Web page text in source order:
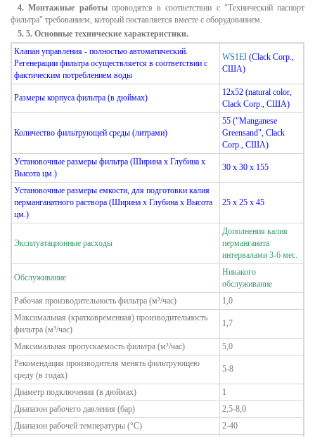
4. Монтажные работыпроводятся в соответствии с "Технический паспорт
фильтра" требованием, который поставляется вместе с оборудованием.
5. 5. Основные технические характеристики.
Клапан управления - полностью автоматический.
Регенерации фильтра осуществляется в соответствии с
фактическим потреблением воды
WS1EI (Clack Corp.,
США)
Размеры корпуса фильтра (в дюймах)
12x52 (natural color,
Clack Corp., США)
Количество фильтрующей среды (литрами)
55 ("Manganese
Greensand", Clack
Corp., США)
Установочные размеры фильтра (Ширина х Глубина х
Высота цм.)
30 x 30 x 155
Установочные размеры емкости, для подготовки калия
перманганатного раствора (Ширина х Глубина х Высота
цм.)
25 x 25 x 45
Эксплуатационные расходы
Дополнения калия
перманганата
интервалами 3-6 мес.
Обслуживание
Никакого
обслуживание
Рабочая производительность фильтра (м³/час)
1,0
Максимальная (кратковременная) производительность
фильтра (м³/час)
1,7
Максимальная пропускаемость фильтра (м³/час)
5,0
Рекомендация производителя менять фильтрующею
среду (в годах)
5-8
Диаметр подключения (в дюймах)
1
Диапазон рабочего давления (бар)
2,5-8,0
Диапазон рабочей температуры (°C)
2-40